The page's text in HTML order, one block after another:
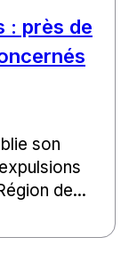
: près de
son
de...